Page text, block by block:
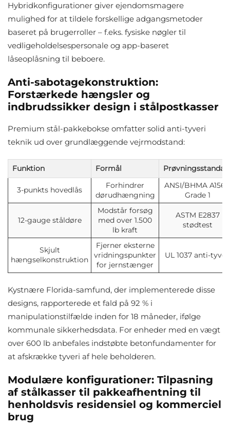
Hybridkonfigurationer giver ejendomsmagere
mulighed for at tildele forskellige adgangsmetoder
baseret på brugerroller – f.eks. fysiske nøgler til
vedligeholdelsespersonale og app-baseret
låseoplåsning til beboere.
Anti-sabotagekonstruktion:
Forstærkede hængsler og
indbrudssikker design i stålpostkasser
Premium stål-pakkebokse omfatter solid anti-tyveri
teknik ud over grundlæggende vejrmodstand:
Funktion Formål
3-punkts hovedlås
Forhindrer
dørudhængning
ANSI/BHMA
Grade 1
12-gauge ståldøre
Modstår forsøg
med over 1.500
lb kraft
ASTM E2837
stødtest
Skjult
hængselkonstruktion
Fjerner eksterne
vridningspunkter
for jernstænger
UL 1037 anti-
Kystnære Florida-samfund, der implementerede disse
designs, rapporterede et fald på 92 % i
manipulationstilfælde inden for 18 måneder, ifølge
kommunale sikkerhedsdata. For enheder med en vægt
over 600 lb anbefales indstøbte betonfundamenter for
at afskrække tyveri af hele beholderen.
Modulære konfigurationer: Tilpasning
af stålkasser til pakkeafhentning til
henholdsvis residensiel og kommerciel
brug